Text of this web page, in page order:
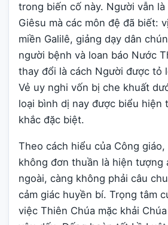
trong biến cố này. Người vẫn là
Giêsu mà các môn đệ đã biết:
miền Galilê, giảng dạy dân
người bệnh và loan báo Nước
thay đổi là cách Người được tỏ
Vẻ uy nghi vốn bị che khuất
loại bình dị nay được biểu hiện
khắc đặc biệt.
Theo cách hiểu của Công
không đơn thuần là hiện tượng
ngoài, càng không phải câu
cảm giác huyền bí. Trọng tâm
việc Thiên Chúa mặc khải